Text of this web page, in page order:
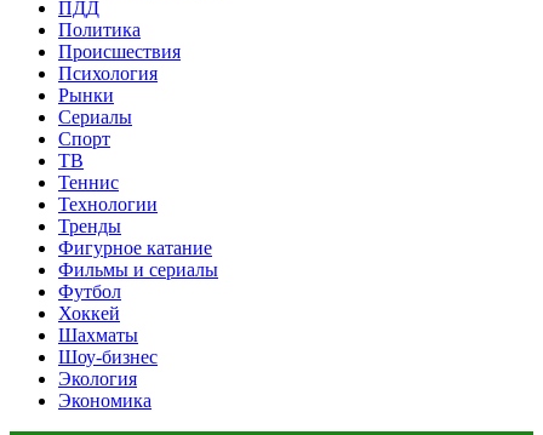
ПДД
Политика
Происшествия
Психология
Рынки
Сериалы
Спорт
ТВ
Теннис
Технологии
Тренды
Фигурное катание
Фильмы и сериалы
Футбол
Хоккей
Шахматы
Шоу-бизнес
Экология
Экономика